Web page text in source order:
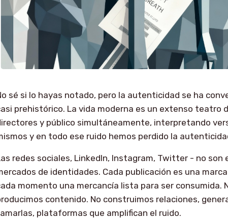
sé si lo hayas notado, pero la autenticidad se ha
prehistórico. La vida moderna es un extenso teatro
y público simultáneamente, interpretando
y en todo ese ruido hemos perdido la
redes sociales, LinkedIn, Instagram, Twitter - no son
de identidades. Cada publicación es una
momento una mercancía lista para ser consumida.
contenido. No construimos relaciones,
plataformas que amplifican el ruido.